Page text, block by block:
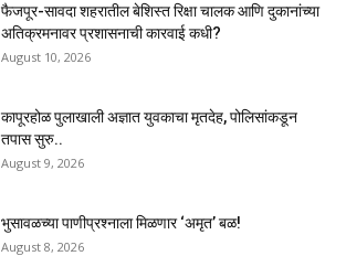
फैजपूर-सावदा शहरातील बेशिस्त रिक्षा चालक आणि दुकानांच्या
अतिक्रमनावर प्रशासनाची कारवाई कधी?
August 10, 2026
कापूरहोळ पुलाखाली अज्ञात युवकाचा मृतदेह, पोलिसांकडून
तपास सुरु..
August 9, 2026
भुसावळच्या पाणीप्रश्नाला मिळणार ‘अमृत’ बळ!
August 8, 2026